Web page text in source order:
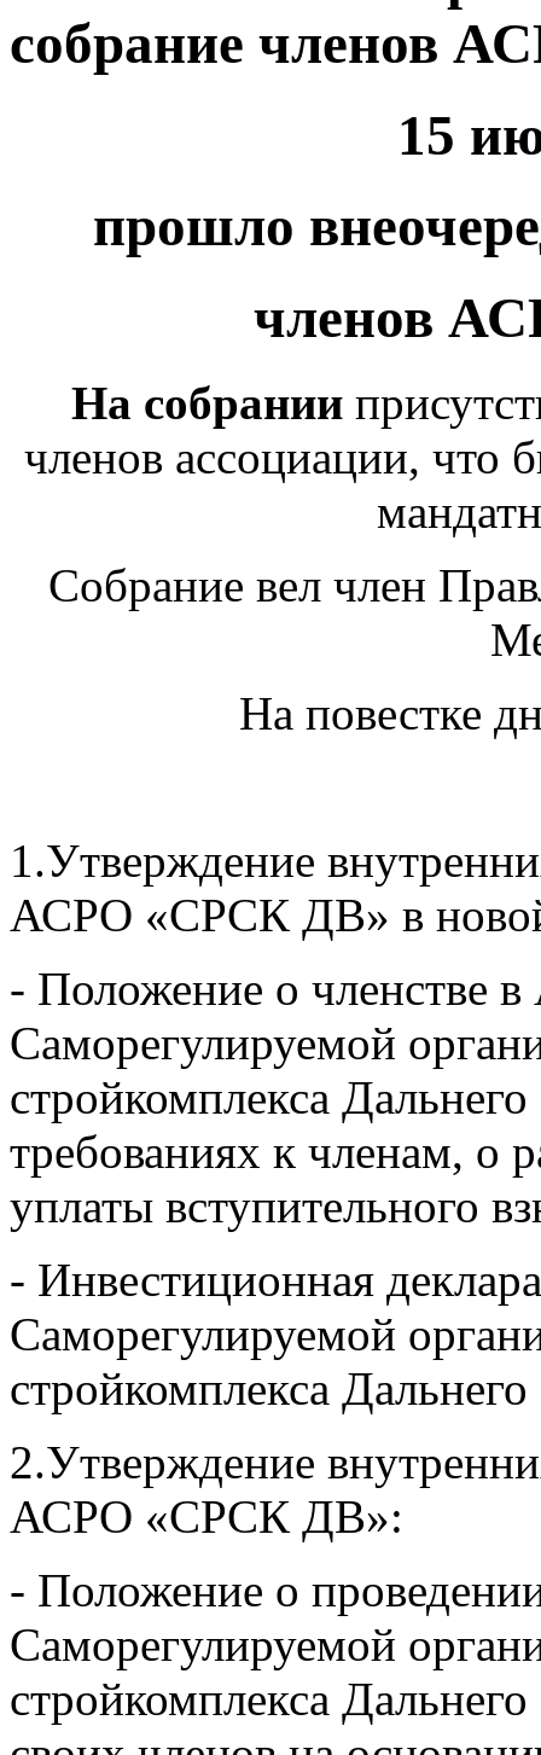
собрание членов
15
прошло
членов
На собрании
членов ассоциации, что
Собрание вел член
На повестке
1.Утверждение
АСРО «СРСК ДВ» в
- Положение о членстве
Саморегулируемой
стройкомплекса
требованиях к членам, о
уплаты вступительного
- Инвестиционная
Саморегулируемой
стройкомплекса
2.Утверждение
АСРО «СРСК ДВ»:
- Положение о
Саморегулируемой
стройкомплекса